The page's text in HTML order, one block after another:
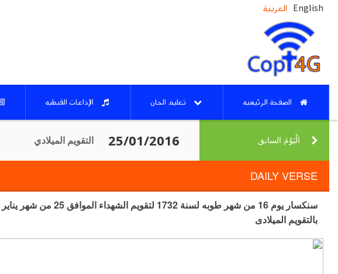
English العربية
الصفحة الرئيسيه تعليم الحان الإذاعات القبطيه
الْيَوْمَ السابق‎ التقويم الميلادي
DAILY VERSE
بالتقويم الميلادى